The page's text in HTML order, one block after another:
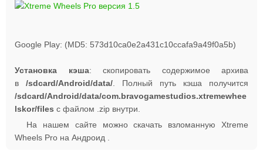
Google Play: (MD5: 573d10ca0e2a431c10ccafa9a49f0a5b)
Установка кэша: скопировать содержимое архива
в /sdcard/Android/data/ . Полный путь кэша получится
/sdcard/Android/data/com.bravogamestudios.xtremewhee
lskor/files с файлом .zip внутри.
На нашем сайте можно скачать взломанную Xtreme
Wheels Pro на Андроид .